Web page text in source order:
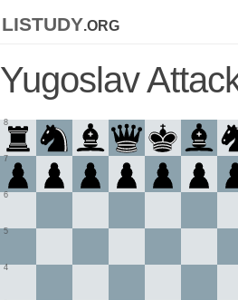
listudy.org
Yugoslav
4
5
6
7
8